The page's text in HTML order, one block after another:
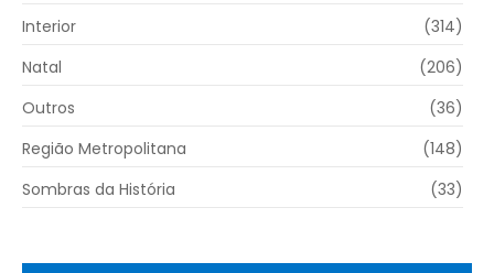
Interior
(314)
Natal
(206)
Outros
(36)
Região Metropolitana
(148)
Sombras da História
(33)